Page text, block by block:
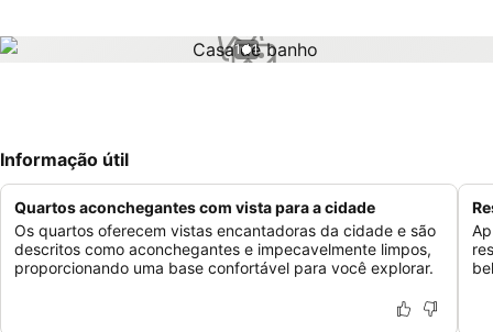
1 / 1
Informação útil
Quartos aconchegantes com vista para a cidade
Os quartos oferecem vistas encantadoras da cidade e são
descritos como aconchegantes e impecavelmente limpos,
proporcionando uma base confortável para você explorar.